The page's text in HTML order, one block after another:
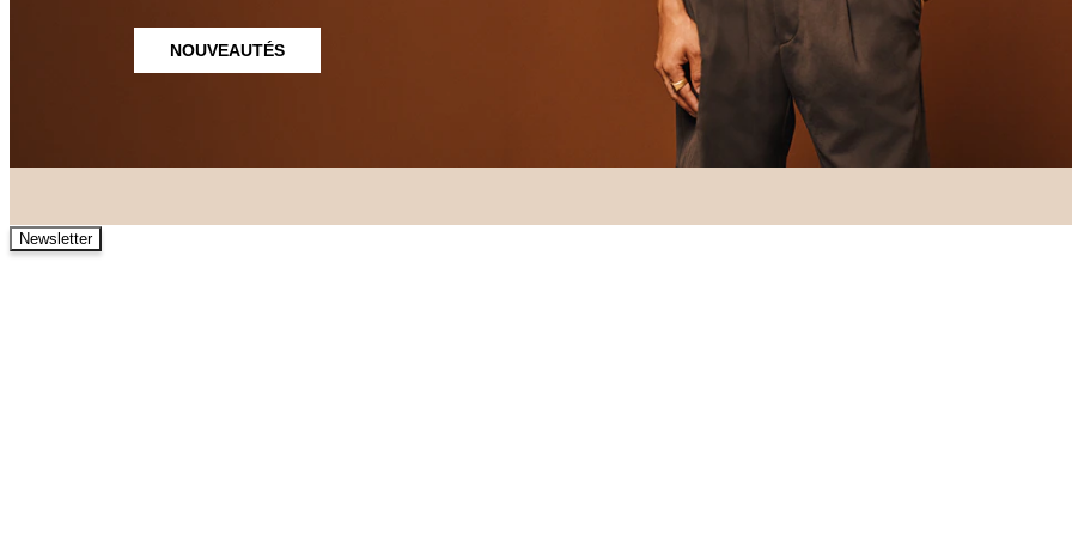
NOUVEAUTÉS
Newsletter